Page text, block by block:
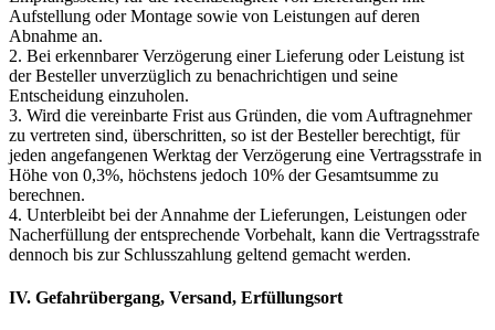
Aufstellung oder Montage sowie von Leistungen auf deren
Abnahme an.
2. Bei erkennbarer Verzögerung einer Lieferung oder Leistung ist
der Besteller unverzüglich zu benachrichtigen und seine
Entscheidung einzuholen.
3. Wird die vereinbarte Frist aus Gründen, die vom Auftragnehmer
zu vertreten sind, überschritten, so ist der Besteller berechtigt, für
jeden angefangenen Werktag der Verzögerung eine Vertragsstrafe in
Höhe von 0,3%, höchstens jedoch 10% der Gesamtsumme zu
berechnen.
4. Unterbleibt bei der Annahme der Lieferungen, Leistungen oder
Nacherfüllung der entsprechende Vorbehalt, kann die Vertragsstrafe
dennoch bis zur Schlusszahlung geltend gemacht werden.
IV. Gefahrübergang, Versand, Erfüllungsort